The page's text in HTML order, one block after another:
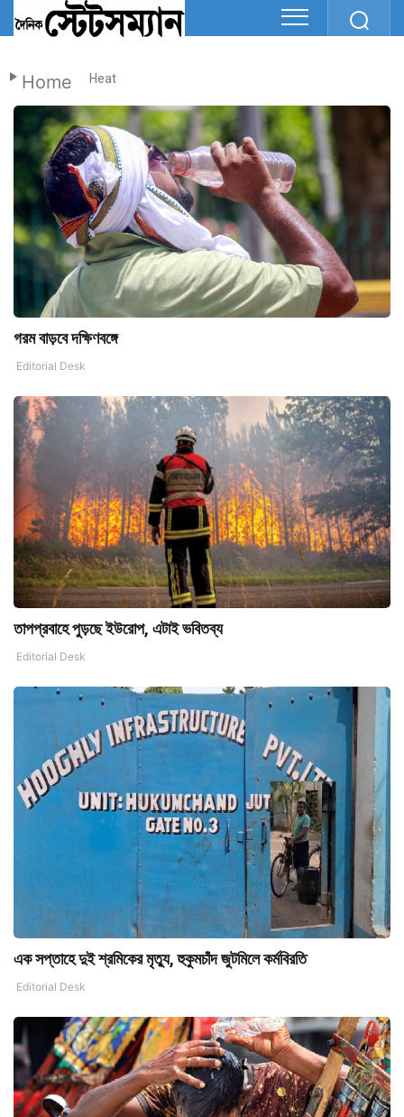
Home Heat
গরম বাড়বে দক্ষিণবঙ্গে
Editorial Desk
তাপপ্রবাহে পুড়ছে ইউরোপ, এটাই ভবিতব্য
Editorial Desk
এক সপ্তাহে দুই শ্রমিকের মৃত্যু, হুকুমচাঁদ জুটমিলে কর্মবিরতি
Editorial Desk